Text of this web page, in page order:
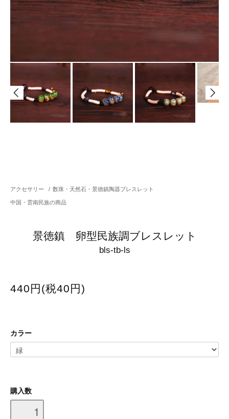
アクセサリー / 数珠・天然石・景徳鎮陶器ブレスレット
中国・雲南民族の商品
景徳鎮 卵型民族調ブレスレット
bls-tb-ls
440円(税40円)
カラー
購入数